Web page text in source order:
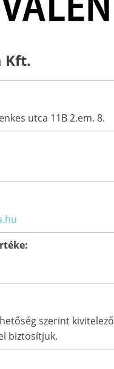
Kft.
utca 11B 2.em. 8.
szerint kivitelező
biztosítjuk.